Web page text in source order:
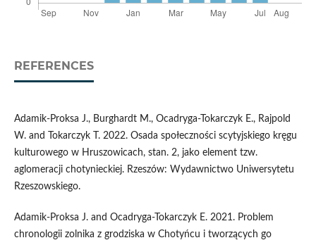
REFERENCES
Adamik-Proksa J., Burghardt M., Ocadryga-Tokarczyk E., Rajpold
W. and Tokarczyk T. 2022. Osada społeczności scytyjskiego kręgu
kulturowego w Hruszowicach, stan. 2, jako element tzw.
aglomeracji chotynieckiej. Rzeszów: Wydawnictwo Uniwersytetu
Rzeszowskiego.
Adamik-Proksa J. and Ocadryga-Tokarczyk E. 2021. Problem
chronologii zolnika z grodziska w Chotyńcu i tworzących go